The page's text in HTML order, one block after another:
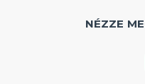
NÉZZE